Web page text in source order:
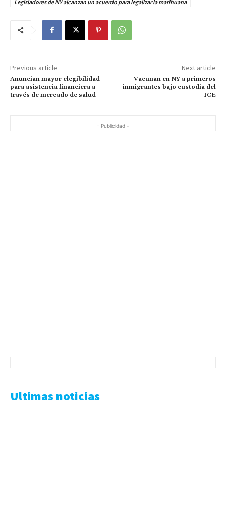
Legisladores de NY alcanzan un acuerdo para legalizar la marihuana
Previous article
Anuncian mayor elegibilidad
para asistencia financiera a
través de mercado de salud
Next article
Vacunan en NY a primeros
inmigrantes bajo custodia del
ICE
- Publicidad -
Ultimas noticias